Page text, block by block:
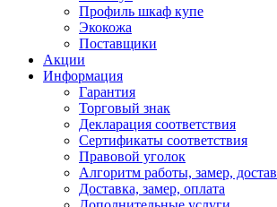
Профиль шкаф купе
Экокожа
Поставщики
Акции
Информация
Гарантия
Торговый знак
Декларация соответствия
Сертификаты соответствия
Правовой уголок
Алгоритм работы, замер,
Доставка, замер, оплата